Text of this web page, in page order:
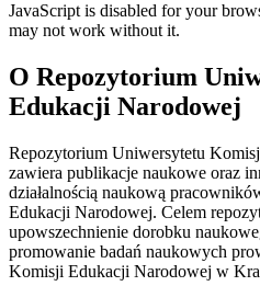
JavaScript is disabled for your
may not work without it.
O Repozytorium
Edukacji Narodowej
Repozytorium Uniwersytetu
zawiera publikacje naukowe oraz
działalnością naukową
Edukacji Narodowej. Celem
upowszechnienie dorobku
promowanie badań naukowych
Komisji Edukacji Narodowej w